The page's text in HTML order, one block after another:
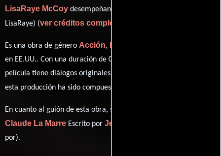
LisaRaye McCoy desempeñando el papel de Maria (as
LisaRaye) (ver créditos completos
Es una obra de género Acción,
en EE.UU.. Con una duración de 01 hr 34 min (94 minutos), esta
película tiene diálogos originales en
esta producción ha sido compuesta por
En cuanto al guión de esta obra, se encuentra a cargo de
Claude La Marre Escrito por Jean-Claude La Marre
por).